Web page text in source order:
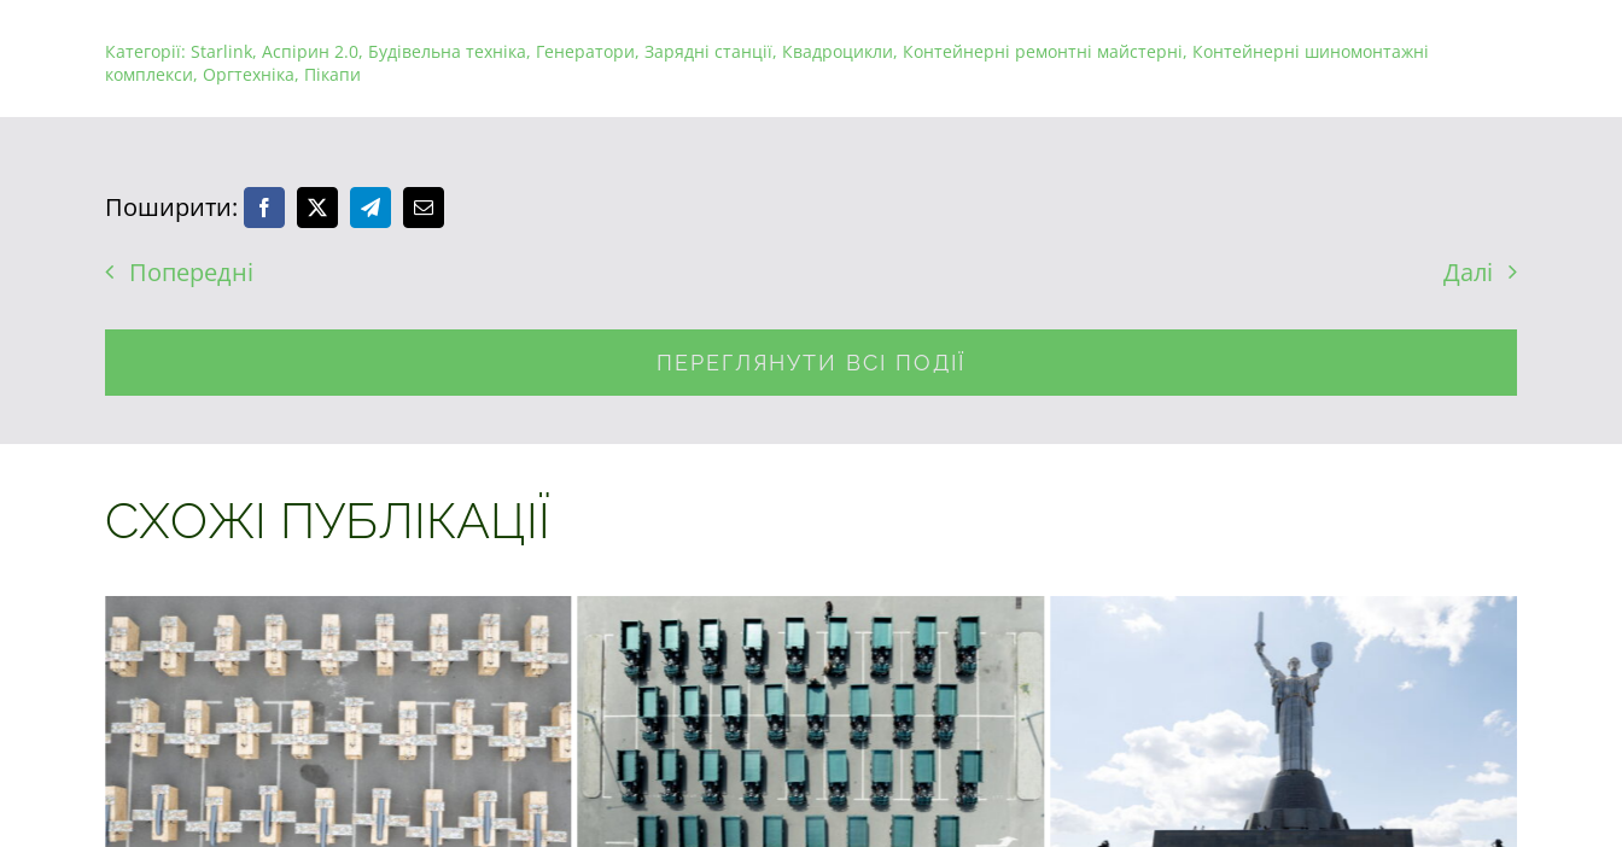
Категорії: Starlink, Аспірин 2.0, Будівельна техніка, Генератори, Зарядні станції, Квадроцикли, Контейнерні ремонтні майстерні, Контейнерні шиномонтажні
комплекси, Оргтехніка, Пікапи
Поширити:
Попередні
Далі
ПЕРЕГЛЯНУТИ ВСІ ПОДІЇ
СХОЖІ ПУБЛІКАЦІЇ